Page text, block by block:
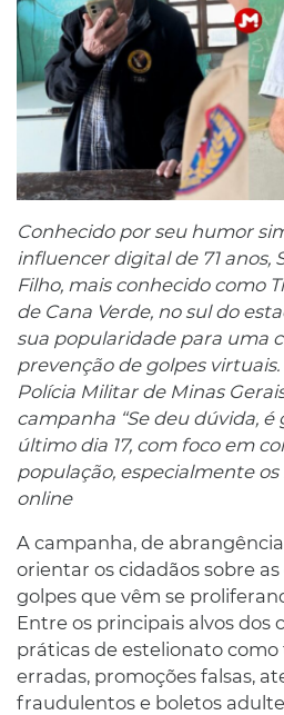
Conhecido por seu humor
influencer digital de 71 anos,
Filho, mais conhecido como
de Cana Verde, no sul do
sua popularidade para uma
prevenção de golpes
Polícia Militar de Minas
campanha “Se deu dúvida, é
último dia 17, com foco em
população, especialmente
online
A campanha, de
orientar os cidadãos sobre
golpes que vêm se
Entre os principais alvos dos
práticas de estelionato
erradas, promoções falsas,
fraudulentos e boletos